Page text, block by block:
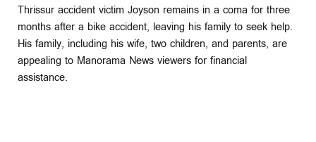
Thrissur accident victim Joyson remains in a coma for three
months after a bike accident, leaving his family to seek help.
His family, including his wife, two children, and parents, are
appealing to Manorama News viewers for financial
assistance.